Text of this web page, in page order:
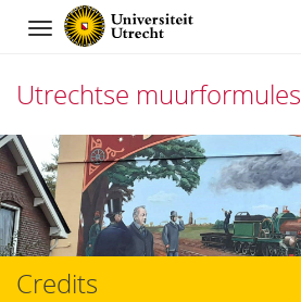
Navigation
Utrechtse muurformules
Direct
naar
het
inhoud
Credits